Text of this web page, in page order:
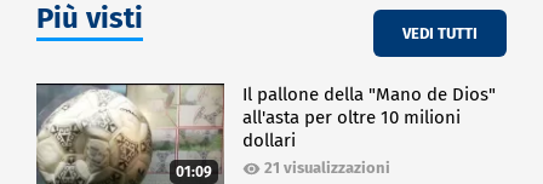
Più visti VEDI TUTTI
01:09
Il pallone della "Mano de Dios"
all'asta per oltre 10 milioni
dollari
21 visualizzazioni